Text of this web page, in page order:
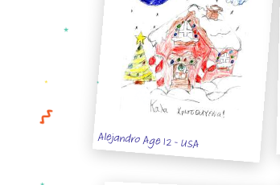
Alejandro Age 12 - USA